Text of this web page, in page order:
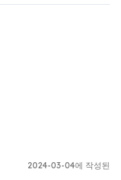
2024-03-04에 작성된